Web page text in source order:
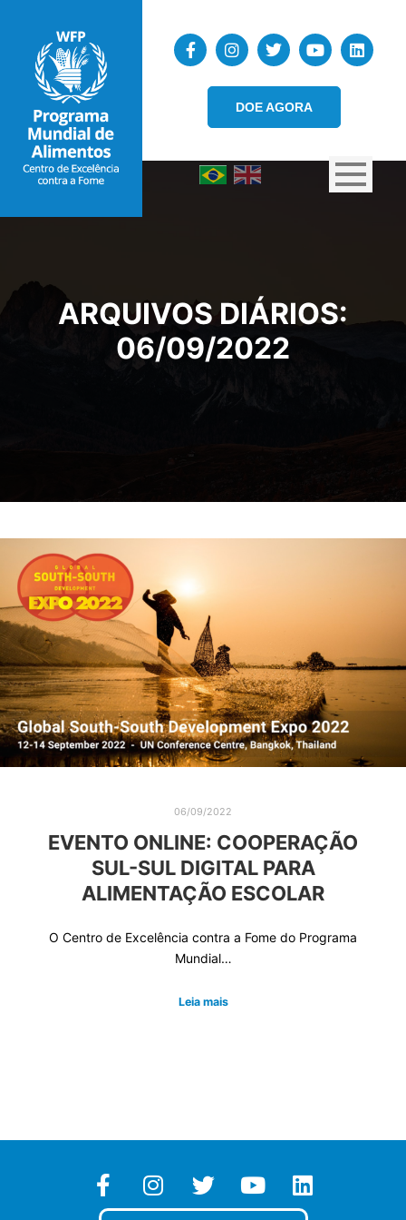
DOE AGORA
ARQUIVOS DIÁRIOS:
06/09/2022
06/09/2022
EVENTO ONLINE: COOPERAÇÃO
SUL-SUL DIGITAL PARA
ALIMENTAÇÃO ESCOLAR
O Centro de Excelência contra a Fome do Programa
Mundial…
Leia mais